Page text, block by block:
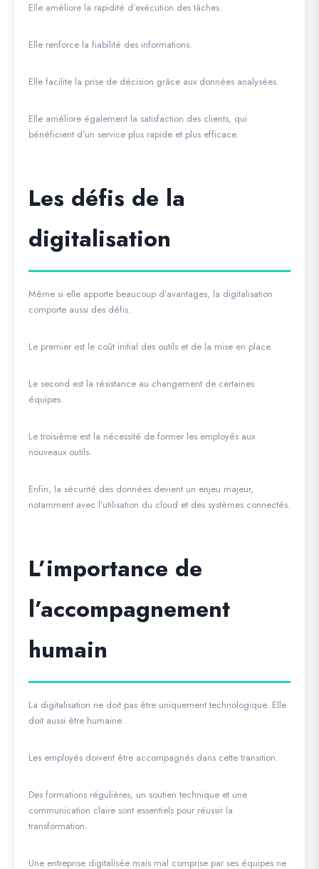
Elle améliore la rapidité d’exécution des tâches.
Elle renforce la fiabilité des informations.
Elle facilite la prise de décision grâce aux données analysées.
Elle améliore également la satisfaction des clients, qui
bénéficient d’un service plus rapide et plus efficace.
Les défis de la
digitalisation
Même si elle apporte beaucoup d’avantages, la digitalisation
comporte aussi des défis.
Le premier est le coût initial des outils et de la mise en place.
Le second est la résistance au changement de certaines
équipes.
Le troisième est la nécessité de former les employés aux
nouveaux outils.
Enfin, la sécurité des données devient un enjeu majeur,
notamment avec l’utilisation du cloud et des systèmes connectés.
L’importance de
l’accompagnement
humain
La digitalisation ne doit pas être uniquement technologique. Elle
doit aussi être humaine.
Les employés doivent être accompagnés dans cette transition.
Des formations régulières, un soutien technique et une
communication claire sont essentiels pour réussir la
transformation.
Une entreprise digitalisée mais mal comprise par ses équipes ne